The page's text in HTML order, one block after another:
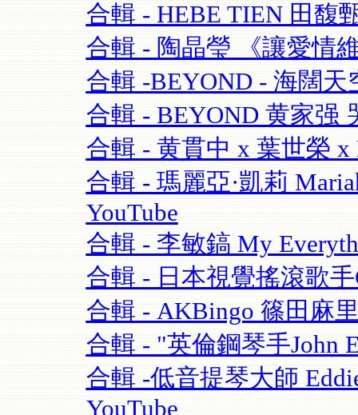
合輯 - HEBE TIEN 田馥
合輯 - 陶晶瑩 《讓愛情
合輯 -BEYOND - 海闊天
合輯 - BEYOND 黄家强
合輯 - 黄貫中 x 葉世榮 x
合輯 - 瑪麗亞·凱莉
YouTube
合輯 - 李敏鎬 My
合輯 - 日本視覺搖滾歌手
合輯 - AKBingo 篠田麻
合輯 - "英倫鋼琴手John
合輯 -低音提琴大師
YouTube